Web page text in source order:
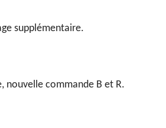
supplémentaire.
nouvelle commande B et R.